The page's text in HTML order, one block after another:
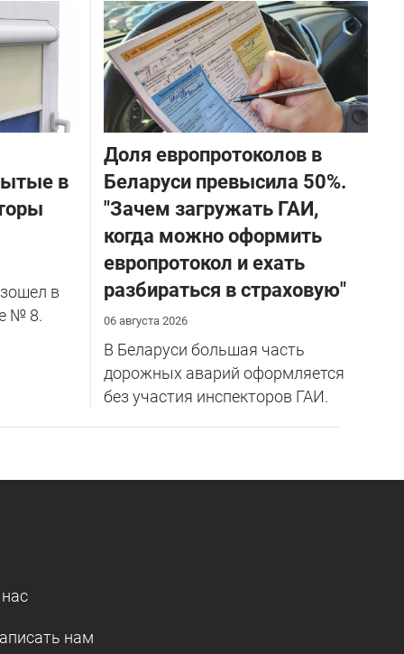
в
в
№ 8.
Доля европротоколов в
Беларуси превысила 50%.
"Зачем загружать ГАИ,
когда можно оформить
европротокол и ехать
разбираться в страховую"
06 августа 2026
В Беларуси большая часть
дорожных аварий оформляется
без участия инспекторов ГАИ.
нам